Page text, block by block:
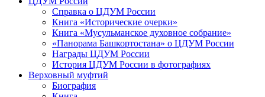
Справка о ЦДУМ России
Книга «Исторические очерки»
Книга «Мусульманское духовное собрание»
«Панорама Башкортостана» о ЦДУМ России
Награды ЦДУМ России
История ЦДУМ России в фотографиях
Верховный муфтий
Биография